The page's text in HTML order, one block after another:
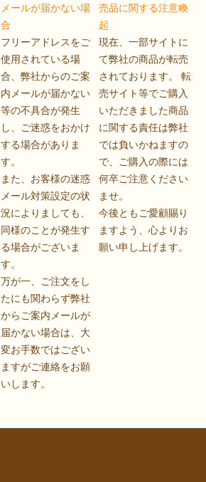
メールが届かない場
合
フリーアドレスをご
使用されている場
合、弊社からのご案
内メールが届かない
等の不具合が発生
し、ご迷惑をおかけ
する場合がありま
す。
また、お客様の迷惑
メール対策設定の状
況によりましても、
同様のことが発生す
る場合がございま
す。
万が一、ご注文をし
たにも関わらず弊社
からご案内メールが
届かない場合は、大
変お手数ではござい
ますがご連絡をお願
いします。
売品に関する注意喚
起
現在、一部サイトに
て弊社の商品が転売
されております。 転
売サイト等でご購入
いただきました商品
に関する責任は弊社
では負いかねますの
で、ご購入の際には
何卒ご注意ください
ませ。
今後ともご愛顧賜り
ますよう、心よりお
願い申し上げます。